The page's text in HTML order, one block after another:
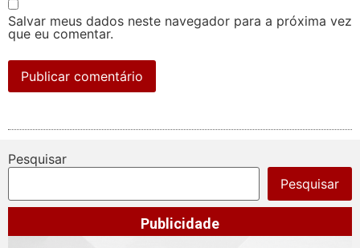
Salvar meus dados neste navegador para a próxima vez
que eu comentar.
Pesquisar
Pesquisar
Publicidade